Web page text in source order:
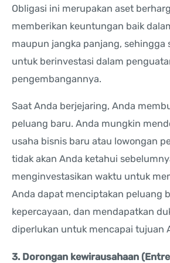
Obligasi ini merupakan aset
memberikan keuntungan baik
maupun jangka panjang, sehingga
untuk berinvestasi dalam
pengembangannya.
Saat Anda berjejaring, Anda
peluang baru. Anda mungkin
usaha bisnis baru atau lowongan
tidak akan Anda ketahui
menginvestasikan waktu untuk
Anda dapat menciptakan peluang
kepercayaan, dan mendapatkan
diperlukan untuk mencapai tujuan
3. Dorongan kewirausahaan